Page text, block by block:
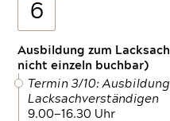
6
Ausbildung zum
nicht einzeln buchbar)
Termin 3/10:
Lacksachverständigen
9.00—16.30 Uhr